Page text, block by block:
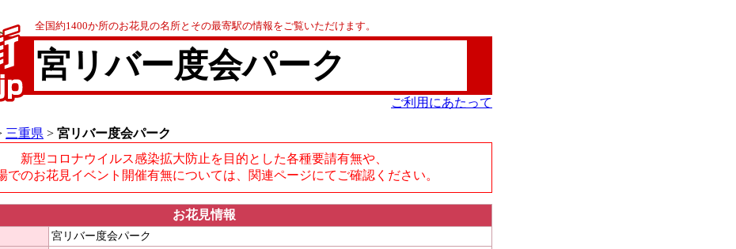
全国約1400か所のお花見の名所とその最寄駅の情報をご覧いただけます。
宮リバー度会パーク
ご利用にあたって
三重県 > 宮リバー度会パーク
新型コロナウイルス感染拡大防止を目的とした各種要請有無や、
でのお花見イベント開催有無については、関連ページにてご確認ください。
お花見情報
宮リバー度会パーク